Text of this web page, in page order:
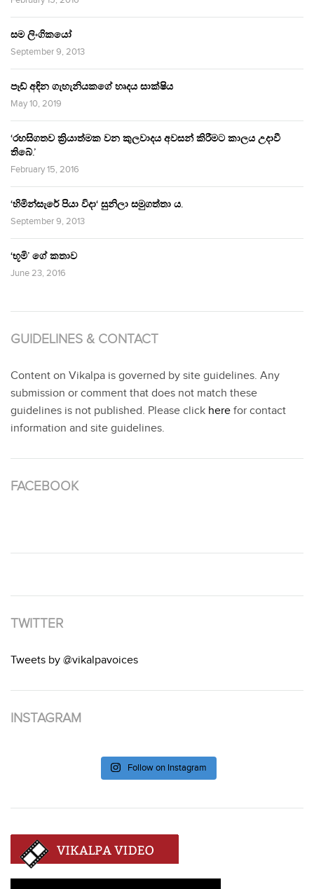
සම ලිංගිකයෝ
September 9, 2013
පෑඩ් අඳින ගැහැනියකගේ හෘදය සාක්ෂිය
May 10, 2019
‘රහසිගතව ක්‍රියාත්මක වන කුලවාදය අවසන් කිරීමට කාලය උදාවී
තිබේ.’
February 15, 2016
‘හිමින්සැරේ පියා විදා‘ සුනිලා සමුගත්තා ය.
September 9, 2013
‘භූමි’ ගේ කතාව
June 23, 2016
GUIDELINES & CONTACT
Content on Vikalpa is governed by site guidelines. Any
submission or comment that does not match these
guidelines is not published. Please click here for contact
information and site guidelines.
FACEBOOK
TWITTER
Tweets by @vikalpavoices
INSTAGRAM
Follow on Instagram